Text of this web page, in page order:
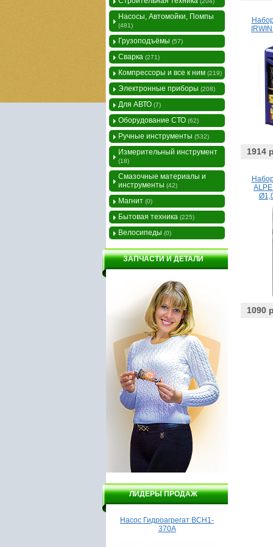
1914
1090
Насосы, Автомойки, Помпы
(481)
Грузоподъёмы (57)
Сварка (271)
Компрессоры и все к ним (219)
Электронные приборы (208)
Для АВТО (7)
Оборудование СТО (62)
Ручные инструменты (532)
Измерительный инструмент
(18)
Смазочные материалы и
инструменты (42)
Магнит (0)
Бытовая техника (225)
Велосипеды (0)
ЗАПЧАСТИ И ДЕТАЛИ
ЛИДЕРЫ ПРОДАЖ
Насос Гидроагрегат ВСН1-
370А